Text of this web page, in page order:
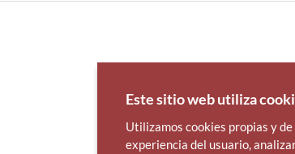
Este sitio web utiliza
Utilizamos cookies propias y
experiencia del usuario,